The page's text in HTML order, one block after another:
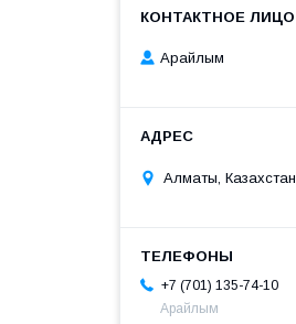
Арайлым
Алматы, Казахстан
+7 (701) 135-74-10
Арайлым